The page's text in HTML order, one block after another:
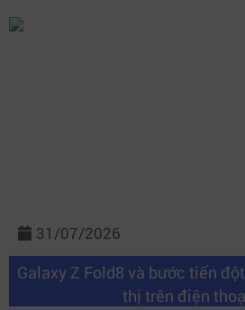
31/07/2026
Galaxy Z Fold8 và bước tiến
thị trên điện